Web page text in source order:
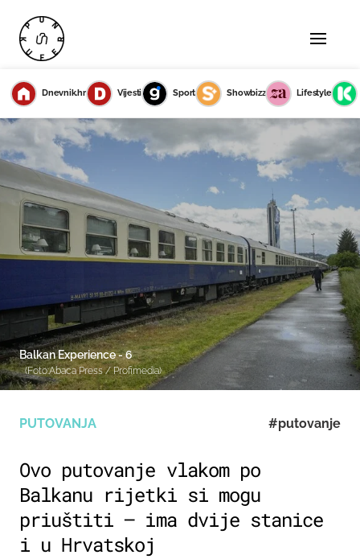
Dnevnik.hr Vijesti Sport Showbizz Lifestyle
PUTOVANJA #putovanje
Ovo putovanje vlakom po
Balkanu rijetki si mogu
priuštiti – ima dvije stanice
i u Hrvatskoj
Balkan Experience - 6
(Foto:Abaca Press / Profimedia)